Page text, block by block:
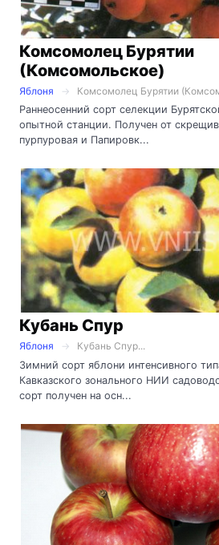
Комсомолец Бурятии
(Комсомольское)
Яблоня
Комсомолец Бурятии
Раннеосенний сорт селекции
опытной станции. Получен от
пурпуровая и Папировк...
Кубань Спур
Яблоня
Кубань Спур...
Зимний сорт яблони интенсивного
Кавказского зонального НИИ
сорт получен на осн...